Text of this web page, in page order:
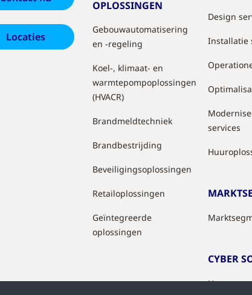
Locaties
OPLOSSINGEN
Gebouwautomatisering
en -regeling
Koel-, klimaat- en
warmtepompoplossingen
(HVACR)
Brandmeldtechniek
Brandbestrijding
Beveiligingsoplossingen
Retailoplossingen
Geïntegreerde
oplossingen
Design
Installatie
services
CYBER
How we